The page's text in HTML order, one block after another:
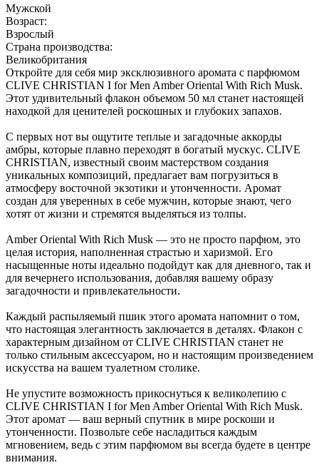
Мужской
Возраст:
Взрослый
Страна производства:
Великобритания
Откройте для себя мир эксклюзивного аромата с парфюмом
CLIVE CHRISTIAN I for Men Amber Oriental With Rich Musk.
Этот удивительный флакон объемом 50 мл станет настоящей
находкой для ценителей роскошных и глубоких запахов.
С первых нот вы ощутите теплые и загадочные аккорды
амбры, которые плавно переходят в богатый мускус. CLIVE
CHRISTIAN, известный своим мастерством создания
уникальных композиций, предлагает вам погрузиться в
атмосферу восточной экзотики и утонченности. Аромат
создан для уверенных в себе мужчин, которые знают, чего
хотят от жизни и стремятся выделяться из толпы.
Amber Oriental With Rich Musk — это не просто парфюм, это
целая история, наполненная страстью и харизмой. Его
насыщенные ноты идеально подойдут как для дневного, так и
для вечернего использования, добавляя вашему образу
загадочности и привлекательности.
Каждый распыляемый пшик этого аромата напомнит о том,
что настоящая элегантность заключается в деталях. Флакон с
характерным дизайном от CLIVE CHRISTIAN станет не
только стильным аксессуаром, но и настоящим произведением
искусства на вашем туалетном столике.
Не упустите возможность прикоснуться к великолепию с
CLIVE CHRISTIAN I for Men Amber Oriental With Rich Musk.
Этот аромат — ваш верный спутник в мире роскоши и
утонченности. Позвольте себе насладиться каждым
мгновением, ведь с этим парфюмом вы всегда будете в центре
внимания.